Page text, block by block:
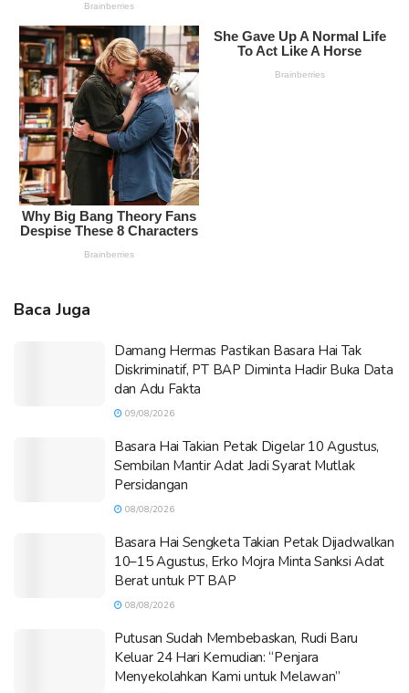
Baca Juga
Damang Hermas Pastikan Basara Hai Tak
Diskriminatif, PT BAP Diminta Hadir Buka Data
dan Adu Fakta
09/08/2026
Basara Hai Takian Petak Digelar 10 Agustus,
Sembilan Mantir Adat Jadi Syarat Mutlak
Persidangan
08/08/2026
Basara Hai Sengketa Takian Petak Dijadwalkan
10–15 Agustus, Erko Mojra Minta Sanksi Adat
Berat untuk PT BAP
08/08/2026
Putusan Sudah Membebaskan, Rudi Baru
Keluar 24 Hari Kemudian: “Penjara
Menyekolahkan Kami untuk Melawan”